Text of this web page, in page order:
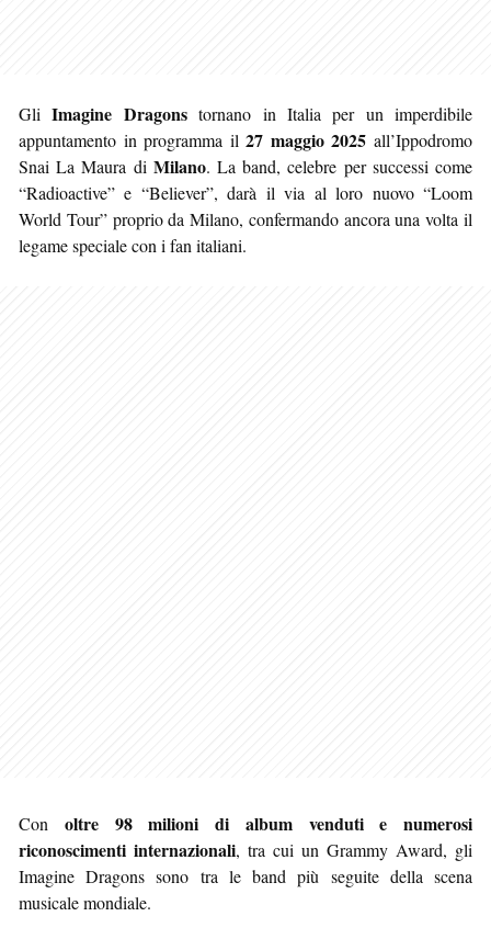
GliImagine Dragonstornano in Italia per un imperdibile
appuntamento in programma il27 maggio 2025 all’Ippodromo
Snai La Maura di Milano. La band, celebre per successi come
“Radioactive” e “Believer”, darà il via al loro nuovo “Loom
World Tour” proprio da Milano, confermando ancora una volta il
legame speciale con i fan italiani.
Con oltre 98 milioni di album venduti e numerosi
riconoscimenti internazionali, tra cui un Grammy Award, gli
Imagine Dragons sono tra le band più seguite della scena
musicale mondiale.